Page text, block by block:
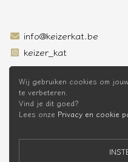
info@keizerkat.be
keizer_kat
SCHRIJF JE IN
* Niet cumuleerbaar met andere
Wij gebruiken cookies om
te verbeteren.
Vind je dit goed?
Lees onze Privacy en cookie